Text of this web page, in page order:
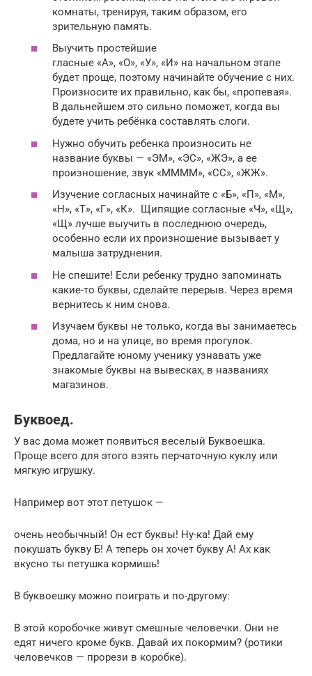
комнаты, тренируя, таким образом, его
зрительную память.
Выучить простейшие
гласные «А», «О», «У», «И» на начальном этапе
будет проще, поэтому начинайте обучение с них.
Произносите их правильно, как бы, «пропевая».
В дальнейшем это сильно поможет, когда вы
будете учить ребёнка составлять слоги.
Нужно обучить ребенка произносить не
название буквы — «ЭМ», «ЭС», «ЖЭ», а ее
произношение, звук «ММММ», «СС», «ЖЖ».
Изучение согласных начинайте с «Б», «П», «М»,
«Н», «Т», «Г», «К». Щипящие согласные «Ч», «Щ»,
«Щ» лучше выучить в последнюю очередь,
особенно если их произношение вызывает у
малыша затруднения.
Не спешите! Если ребенку трудно запоминать
какие-то буквы, сделайте перерыв. Через время
вернитесь к ним снова.
Изучаем буквы не только, когда вы занимаетесь
дома, но и на улице, во время прогулок.
Предлагайте юному ученику узнавать уже
знакомые буквы на вывесках, в названиях
магазинов.
Буквоед.
У вас дома может появиться веселый Буквоешка.
Проще всего для этого взять перчаточную куклу или
мягкую игрушку.
Например вот этот петушок —
очень необычный! Он ест буквы! Ну-ка! Дай ему
покушать букву Б! А теперь он хочет букву А! Ах как
вкусно ты петушка кормишь!
В буквоешку можно поиграть и по-другому:
В этой коробочке живут смешные человечки. Они не
едят ничего кроме букв. Давай их покормим? (ротики
человечков — прорези в коробке).